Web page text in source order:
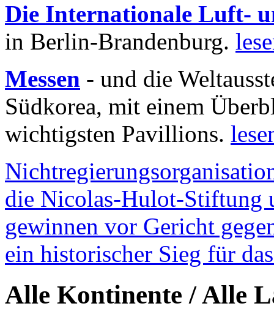
Die Internationale Luft-
in Berlin-Brandenburg.
Messen - und die
Südkorea, mit einem
wichtigsten Pavillions.
die Nicolas-Hulot-Stiftung
gewinnen vor Gericht
ein historischer Sieg für
Alle Kontinente / Alle